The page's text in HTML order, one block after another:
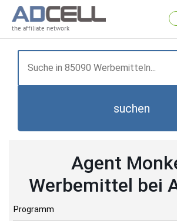
the affiliate network
suchen
Agent
Werbemittel bei
Programm